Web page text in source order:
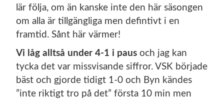
lär följa, om än kanske inte den här säsongen
om alla är tillgängliga men defintivt i en
framtid. Sånt här värmer!
Vi låg alltså under 4-1 i paus och jag kan
tycka det var missvisande siffror. VSK började
bäst och gjorde tidigt 1-0 och Byn kändes
”inte riktigt tro på det” första 10 min men